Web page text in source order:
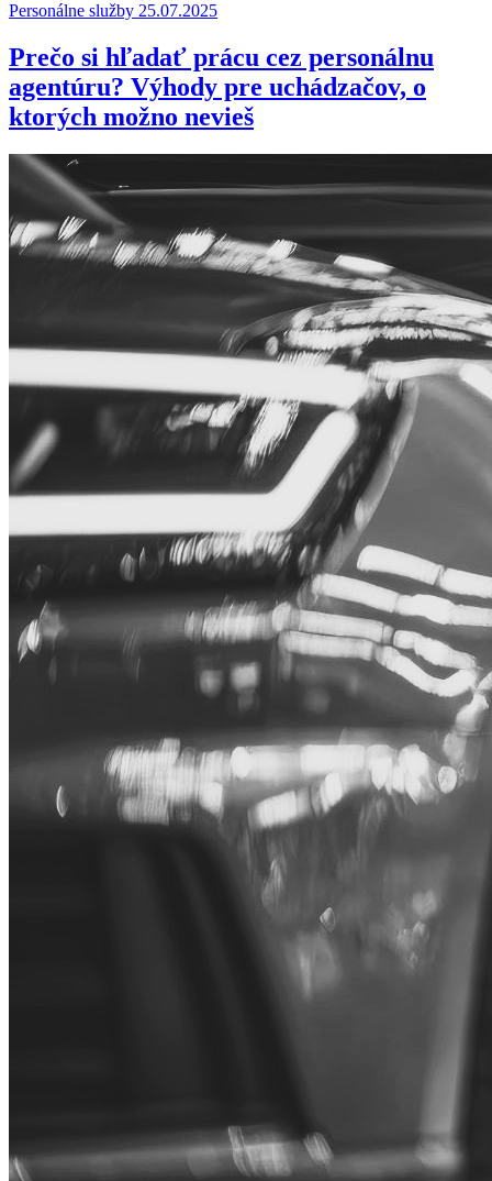
Personálne služby 25.07.2025
Prečo si hľadať prácu cez personálnu
agentúru? Výhody pre uchádzačov, o
ktorých možno nevieš